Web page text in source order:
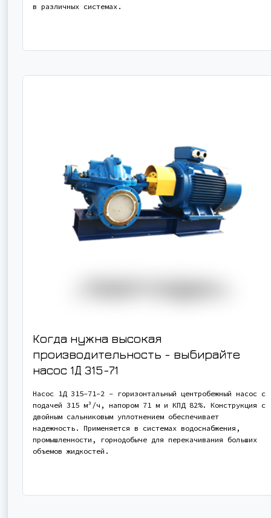
в различных системах.
Когда нужна высокая
производительность - выбирайте
насос 1Д 315-71
Насос 1Д 315-71-2 - горизонтальный центробежный насос с
подачей 315 м³/ч, напором 71 м и КПД 82%. Конструкция с
двойным сальниковым уплотнением обеспечивает
надежность. Применяется в системах водоснабжения,
промышленности, горнодобыче для перекачивания больших
объемов жидкостей.